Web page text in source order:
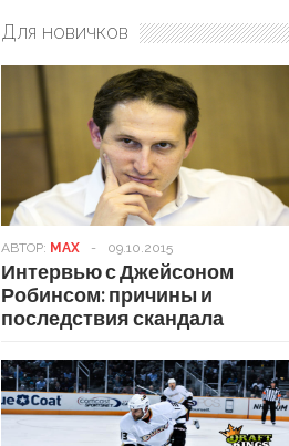
Для новичков
АВТОР: MAX - 09.10.2015
Интервью с Джейсоном
Робинсом: причины и
последствия скандала